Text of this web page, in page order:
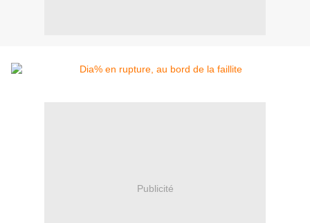
Publicité